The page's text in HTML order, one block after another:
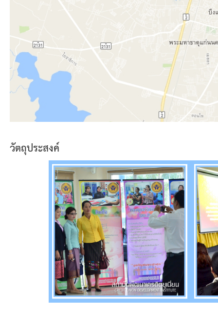
วัตถุประสงค์